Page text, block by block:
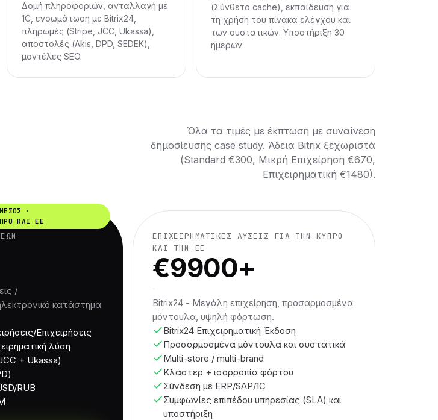
Δομή πληροφοριών, ανταλλαγή με
1C, ενσωμάτωση με Bitrix24,
πληρωμές (Stripe, JCC, Ukassa),
αποστολές (Akis, DPD, SEDEK),
μοντέλες SEO.
(Σύνθετο cache), εκπαίδευση για
τη χρήση του πίνακα ελέγχου και
των συστατικών. Υποστήριξη 30
ημερών.
Όλα τα τιμές με έκπτωση με συναίνεση
δημοσίευσης case study. Άδεια Bitrix ξεχωριστά
(Standard €300, Μικρή Επιχείρηση €670,
Επιχειρηματική €1480).
·
ΚΑΙ ΕΕ
/
κατάστημα
Επιχειρήσεις
λύση
+ Ukassa)
RUB
ΕΠΙΧΕΙΡΗΜΑΤΙΚΈΣ ΛΎΣΕΙΣ ΓΙΑ ΤΗΝ ΚΎΠΡΟ
ΚΑΙ ΤΗΝ ΕΕ
€9900+
Bitrix24 - Μεγάλη επιχείρηση, προσαρμοσμένα
μόντουλα, υψηλή φόρτωση.
Bitrix24 Επιχειρηματική Έκδοση
Προσαρμοσμένα μόντουλα και συστατικά
Multi-store / multi-brand
Κλάστερ + ισορροπία φόρτου
Σύνδεση με ERP/SAP/1C
Συμφωνίες επιπέδου υπηρεσίας (SLA) και
υποστήριξη